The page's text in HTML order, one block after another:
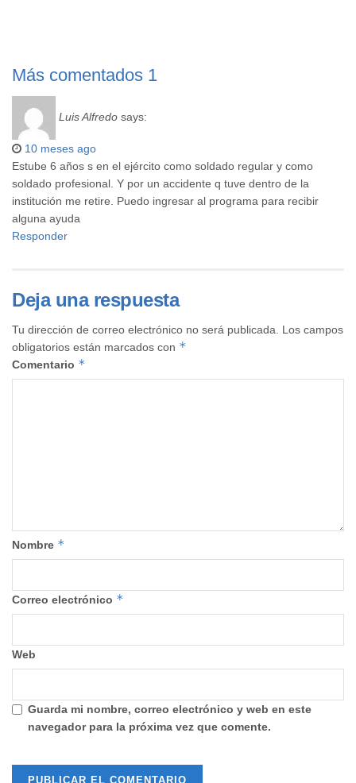
Más comentados 1
Luis Alfredo says:
10 meses ago
Estube 6 años s en el ejército como soldado regular y como
soldado profesional. Y por un accidente q tuve dentro de la
institución me retire. Puedo ingresar al programa para recibir
alguna ayuda
Responder
Deja una respuesta
Tu dirección de correo electrónico no será publicada.
Los campos
obligatorios están marcados con *
Comentario *
Nombre *
Correo electrónico *
Web
Guarda mi nombre, correo electrónico y web en este
navegador para la próxima vez que comente.